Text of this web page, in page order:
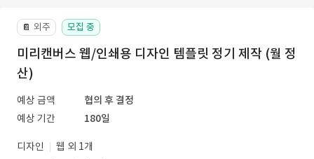
📔 외주 모집 중
미리캔버스 웹/인쇄용 디자인 템플릿 정기 제작 (월 정
산)
예상 금액
협의 후 결정
예상 기간
180일
디자인
웹 외 1개